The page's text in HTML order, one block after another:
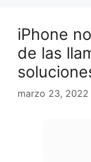
iPhone
de las
marzo 23, 2022